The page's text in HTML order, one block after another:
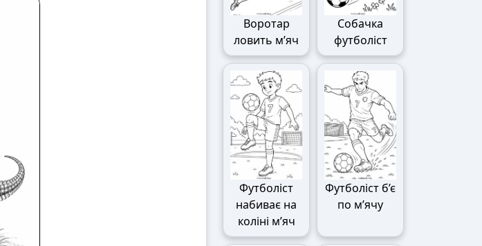
Воротар
ловить м’яч
Собачка
футболіст
Футболіст
набиває на
коліні м’яч
Футболіст б’є
по м’ячу